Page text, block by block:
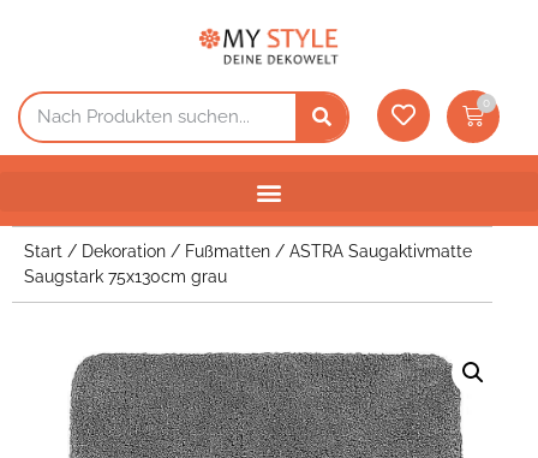
0
Start / Dekoration / Fußmatten / ASTRA Saugaktivmatte
Saugstark 75x130cm grau